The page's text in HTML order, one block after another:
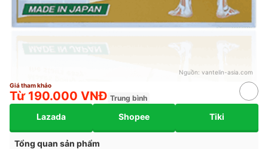
Nguồn: vantelin-asia.com
Giá tham khảo
Từ 190.000 VNĐ Trung bình
Lazada Shopee Tiki
Tổng quan sản phẩm